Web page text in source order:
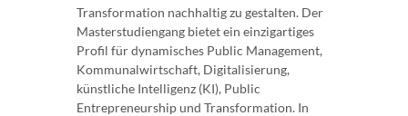
Transformation nachhaltig zu gestalten. Der
Masterstudiengang bietet ein einzigartiges
Profil für dynamisches Public Management,
Kommunalwirtschaft, Digitalisierung,
künstliche Intelligenz (KI), Public
Entrepreneurship und Transformation. In